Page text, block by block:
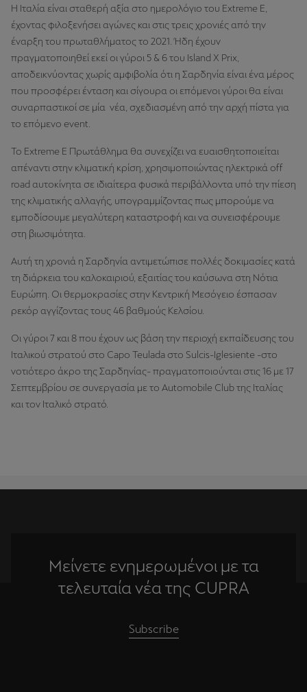
H Ιταλία είναι σταθερή αξία στο ημερολόγιο του Extreme E,
έχοντας φιλοξενήσει αγώνες και στις τρεις χρονιές από την
έναρξη του πρωταθλήματος το 2021. Ήδη έχουν
πραγματοποιηθεί εκεί οι γύροι 5 & 6 του Island X Prix,
αποδεικνύοντας χωρίς αμφιβολία ότι η Σαρδηνία είναι ένα μέρος
που προσφέρει ένταση και σίγουρα οι επόμενοι γύροι θα είναι
συναρπαστικοί σε μία νέα, σχεδιασμένη από την αρχή πίστα για
το επόμενο event.
Το Extreme E Πρωτάθλημα θα συνεχίζει να ευαισθητοποιείται
απέναντι στην κλιματική κρίση, χρησιμοποιώντας ηλεκτρικά off
road αυτοκίνητα σε ιδιαίτερα φυσικά περιβάλλοντα υπό την πίεση
της κλιματικής αλλαγής, υπογραμμίζοντας πως μπορούμε να
εμποδίσουμε μεγαλύτερη καταστροφή και να συνεισφέρουμε
στη βιωσιμότητα.
Αυτή τη χρονιά η Σαρδηνία αντιμετώπισε πολλές δοκιμασίες κατά
τη διάρκεια του καλοκαιριού, εξαιτίας του καύσωνα στη Νότια
Ευρώπη. Οι θερμοκρασίες στην Κεντρική Μεσόγειο έσπασαν
ρεκόρ αγγίζοντας τους 46 βαθμούς Κελσίου.
Οι γύροι 7 και 8 που έχουν ως βάση την περιοχή εκπαίδευσης του
Ιταλικού στρατού στο Capo Teulada στο Sulcis-Iglesiente -στο
νοτιότερο άκρο της Σαρδηνίας- πραγματοποιούνται στις 16 με 17
Σεπτεμβρίου σε συνεργασία με το Automobile Club της Ιταλίας
και τον Ιταλικό στρατό.
Μείνετε ενημερωμένοι με τα
τελευταία νέα της CUPRA
Subscribe